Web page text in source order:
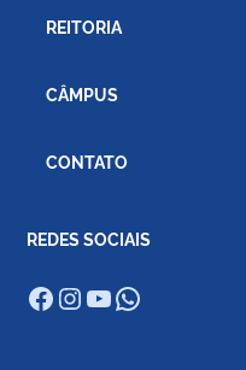
REITORIA
CÂMPUS
CONTATO
REDES SOCIAIS
Facebook
Instagram
Youtube
WhatsApp